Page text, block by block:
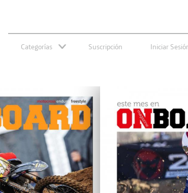
Categorías Suscripción Iniciar